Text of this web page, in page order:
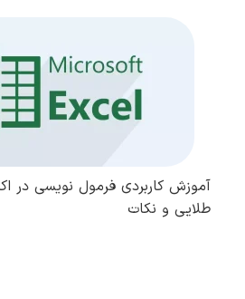
آموزش کاربردی فرمول نویسی در
طلایی و نکات